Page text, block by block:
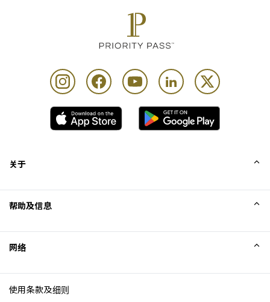
关于
Excellence Awards
博客
帮助及信息
网络
使用条款及细则